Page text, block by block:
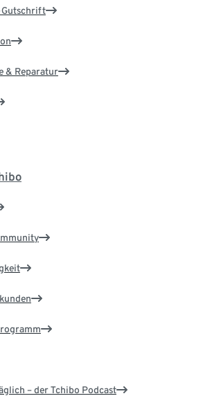
& Reparatur
– der Tchibo Podcast